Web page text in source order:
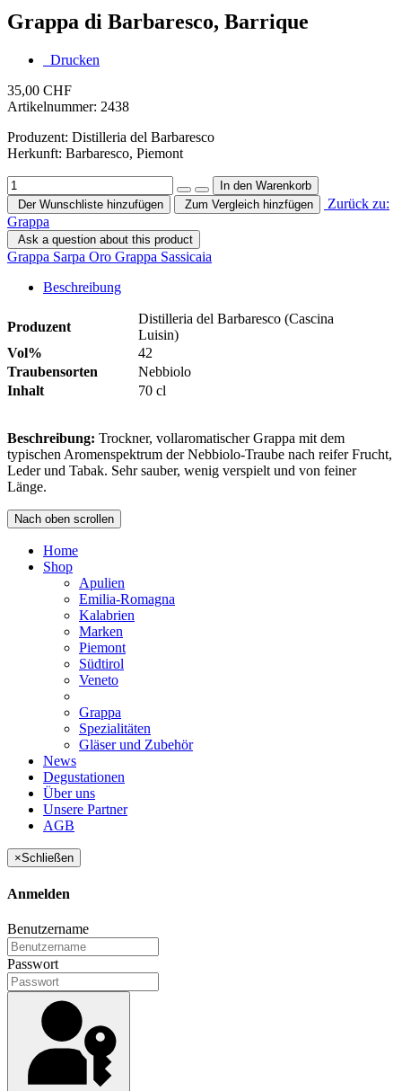
Grappa di Barbaresco, Barrique
Drucken
35,00 CHF
Artikelnummer: 2438
Produzent: Distilleria del Barbaresco
Herkunft: Barbaresco, Piemont
Der Wunschliste hinzufügen Zum Vergleich hinzfügen
Zurück zu:
Grappa
Ask a question about this product
Grappa Sarpa Oro Grappa Sassicaia
Beschreibung
Produzent
Distilleria del Barbaresco (Cascina
Luisin)
Vol%
42
Traubensorten
Nebbiolo
Inhalt
70 cl
Beschreibung: Trockner, vollaromatischer Grappa mit dem
typischen Aromenspektrum der Nebbiolo-Traube nach reifer Frucht,
Leder und Tabak. Sehr sauber, wenig verspielt und von feiner
Länge.
Nach oben scrollen
Home
Shop
Apulien
Emilia-Romagna
Kalabrien
Marken
Piemont
Südtirol
Veneto
Grappa
Spezialitäten
Gläser und Zubehör
News
Degustationen
Über uns
Unsere Partner
AGB
×Schließen
Anmelden
Benutzername
Passwort